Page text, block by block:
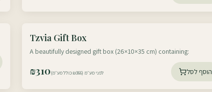
Tzvia Gift Box
A beautifully designed gift box (26×10×35 cm) containing:
₪310 לפני מע״מ (₪366 כולל מע״מ) הוסף לסל